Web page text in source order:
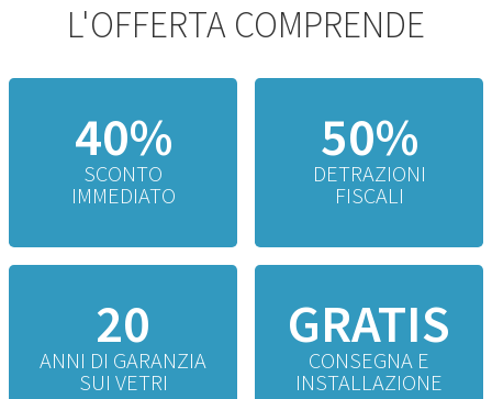
L'OFFERTA COMPRENDE
40%
SCONTO
IMMEDIATO
50%
DETRAZIONI
FISCALI
20
ANNI DI GARANZIA
SUI VETRI
GRATIS
CONSEGNA E
INSTALLAZIONE